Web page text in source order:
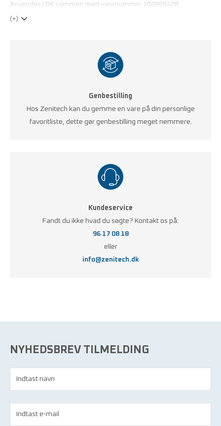
Anvendes i DK sammen med varenummer 102800428
(+)
Genbestilling
Hos Zenitech kan du gemme en vare på din personlige
favoritliste, dette gør genbestilling meget nemmere.
Kundeservice
Fandt du ikke hvad du søgte? Kontakt os på:
96 17 08 18
eller
info@zenitech.dk
NYHEDSBREV TILMELDING